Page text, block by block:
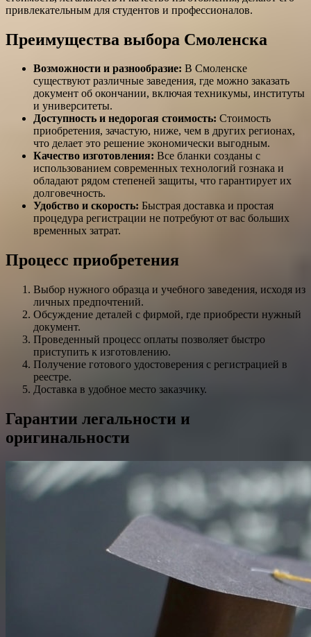
привлекательным для студентов и профессионалов.
Преимущества выбора Смоленска
Возможности и разнообразие: В Смоленске
существуют различные заведения, где можно заказать
документ об окончании, включая техникумы, институты
и университеты.
Доступность и недорогая стоимость: Стоимость
приобретения, зачастую, ниже, чем в других регионах,
что делает это решение экономически выгодным.
Качество изготовления: Все бланки созданы с
использованием современных технологий гознака и
обладают рядом степеней защиты, что гарантирует их
долговечность.
Удобство и скорость: Быстрая доставка и простая
процедура регистрации не потребуют от вас больших
временных затрат.
Процесс приобретения
Выбор нужного образца и учебного заведения, исходя из
личных предпочтений.
Обсуждение деталей с фирмой, где приобрести нужный
документ.
Проведенный процесс оплаты позволяет быстро
приступить к изготовлению.
Получение готового удостоверения с регистрацией в
реестре.
Доставка в удобное место заказчику.
Гарантии легальности и
оригинальности